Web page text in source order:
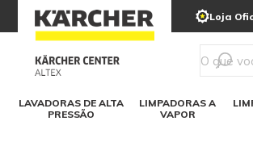
Loja
LAVADORAS DE ALTA
PRESSÃO
Detergentes
Linha a bateria
LIMPADORAS A
VAPOR
Kärcher para o lar